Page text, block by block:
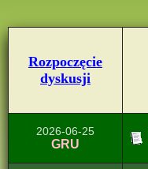
Rozpoczęcie
dyskusji
2026-06-25
GRU